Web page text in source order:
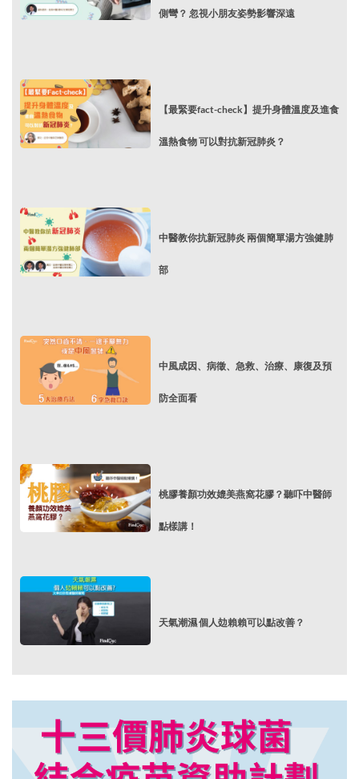
側彎？ 忽視小朋友姿勢影響深遠
【最緊要fact-check】提升身體溫度及進食
溫熱食物 可以對抗新冠肺炎？
中醫教你抗新冠肺炎 兩個簡單湯方強健肺
部
中風成因、病徵、急救、治療、康復及預
防全面看
桃膠養顏功效媲美燕窩花膠？聽吓中醫師
點樣講！
天氣潮濕 個人攰賴賴可以點改善？